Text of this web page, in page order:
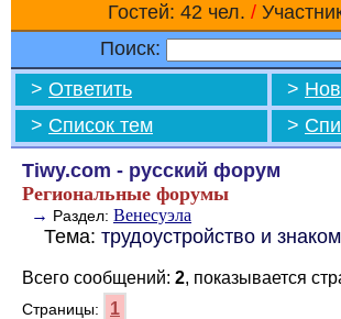
Гостей: 42 чел. /
Поиск:
> Ответить >
> Список тем >
Tiwy.com - русский форум
Региональные форумы
→ Раздел: Венесуэла
Тема: трудоустройство и
Всего сообщений: 2, показывается
Страницы: 1